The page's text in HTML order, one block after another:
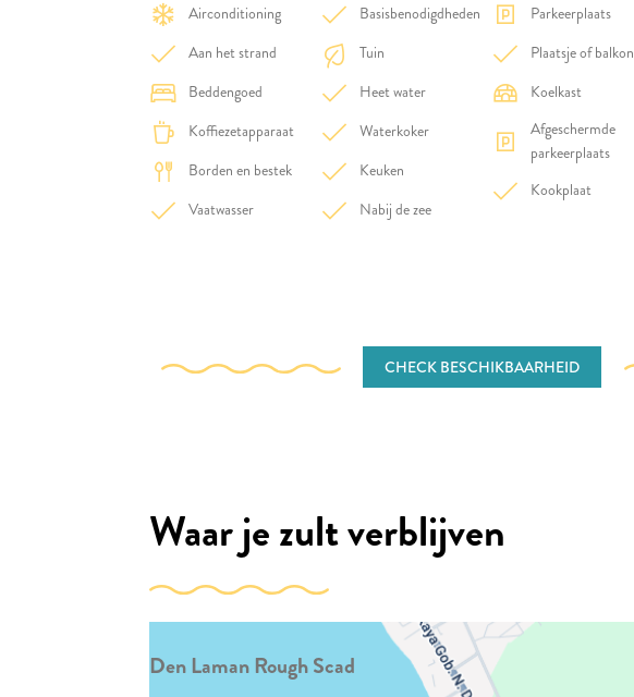
Airconditioning
Aan het strand
Beddengoed
Koffiezetapparaat
Borden en bestek
Vaatwasser
Basisbenodigdheden
Tuin
Heet water
Waterkoker
Keuken
Nabij de zee
Parkeerplaats
Plaatsje of balkon
Koelkast
Afgeschermde
parkeerplaats
Kookplaat
CHECK BESCHIKBAARHEID
Waar je zult verblijven
Den Laman Rough Scad